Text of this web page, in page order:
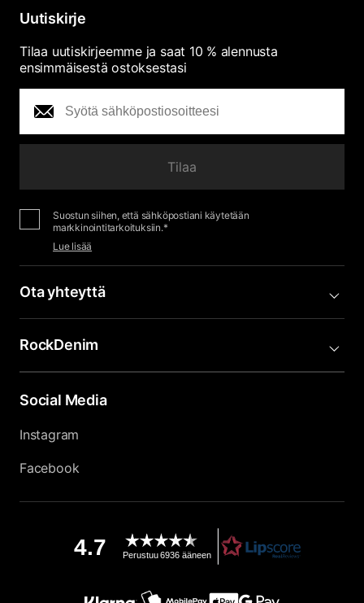
Uutiskirje
Tilaa uutiskirjeemme ja saat 10 % alennusta
ensimmäisestä ostoksestasi
Tilaa
Suostun siihen, että sähköpostiani käytetään
markkinointitarkoituksiin.*
Lue lisää
Ota yhteyttä
RockDenim
Social Media
Instagram
Facebook
4.7 Perustuu 6936 ääneen